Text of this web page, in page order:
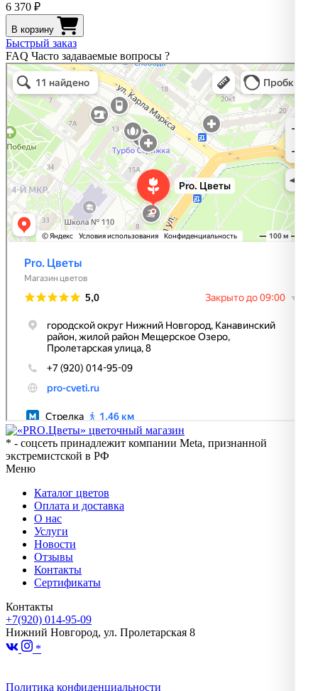
6 370 ₽
В корзину
Быстрый заказ
FAQ Часто задаваемые вопросы ?
Pro. Цветы
Магазин цветов в Нижнем Новгороде
Доставка цветов и букетов в Нижнем Новгороде
* - соцсеть принадлежит компании Meta, признанной
экстремистской в РФ
Меню
Каталог цветов
Оплата и доставка
О нас
Услуги
Новости
Отзывы
Контакты
Сертификаты
Контакты
+7(920) 014-95-09
Нижний Новгород, ул. Пролетарская 8
*
Политика конфиденциальности